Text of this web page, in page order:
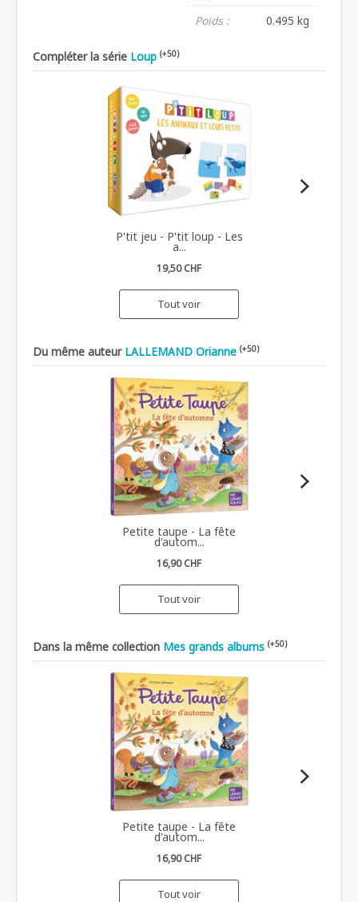
Poids :
0.495 kg
Compléter la série Loup (+50)
P'tit jeu - P'tit loup - Les
a...
19,50 CHF
Tout voir
Du même auteur LALLEMAND Orianne (+50)
Petite taupe - La fête
d'autom...
16,90 CHF
Tout voir
Dans la même collection Mes grands albums (+50)
Petite taupe - La fête
d'autom...
16,90 CHF
Tout voir